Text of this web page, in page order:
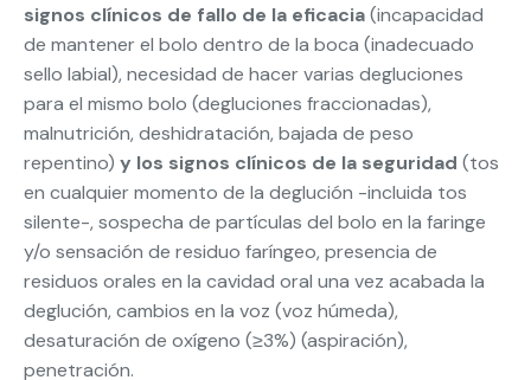
signos clínicos de fallo de la eficacia(incapacidad
de mantener el bolo dentro de la boca (inadecuado
sello labial), necesidad de hacer varias degluciones
para el mismo bolo (degluciones fraccionadas),
malnutrición, deshidratación, bajada de peso
repentino) y los signos clínicos de la seguridad (tos
en cualquier momento de la deglución -incluida tos
silente-, sospecha de partículas del bolo en la faringe
y/o sensación de residuo faríngeo, presencia de
residuos orales en la cavidad oral una vez acabada la
deglución, cambios en la voz (voz húmeda),
desaturación de oxígeno (≥3%) (aspiración),
penetración.